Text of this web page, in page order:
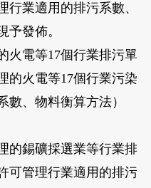
業適用的排污系數、
予發佈。
電等17個行業排污單
的火電等17個行業污染
數、物料衡算方法）
錫礦採選業等行業排
可管理行業適用的排污